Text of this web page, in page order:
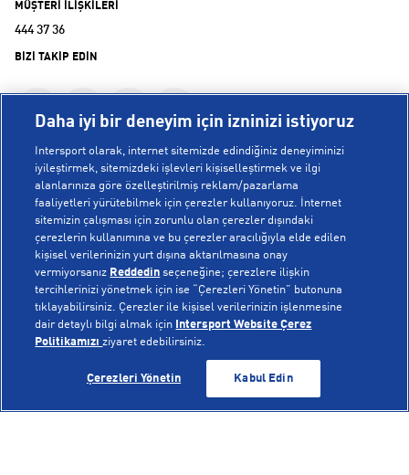
GELİNCE HABER VER
GELİNCE HABER VER
MÜŞTERİ İLİŞKİLERİ
444 37 36
BİZİ TAKİP EDİN
KURUMSAL
Hakkımızda
Mağazalarımız
Bilgi Toplumu Hizmetleri
Gizlilik Politikası
İşlem Rehberi
Kampanyalar
YARDIM
Sipariş Takibi
İptal & İade
Sıkça Sorulan Sorular
Yetkili Servis Listesi
POPÜLER KOLEKSİYONLAR
Voleybol Milli Takım Formaları
New Balance 408
Daha iyi bir deneyim için izninizi istiyoruz
Intersport olarak, internet sitemizde edindiğiniz deneyiminizi
iyileştirmek, sitemizdeki işlevleri kişiselleştirmek ve ilgi
alanlarınıza göre özelleştirilmiş reklam/pazarlama
faaliyetleri yürütebilmek için çerezler kullanıyoruz. İnternet
sitemizin çalışması için zorunlu olan çerezler dışındaki
çerezlerin kullanımına ve bu çerezler aracılığıyla elde edilen
kişisel verilerinizin yurt dışına aktarılmasına onay
vermiyorsanız Reddedin seçeneğine; çerezlere ilişkin
tercihlerinizi yönetmek için ise “Çerezleri Yönetin” butonuna
tıklayabilirsiniz. Çerezler ile kişisel verilerinizin işlenmesine
dair detaylı bilgi almak için
Intersport Website Çerez
Politikamızıziyaret edebilirsiniz.
Çerezleri Yönetin Kabul Edin